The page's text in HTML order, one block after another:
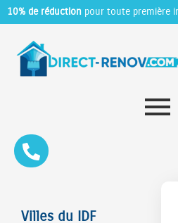
10% de réduction pour toute première
Villes du IDF